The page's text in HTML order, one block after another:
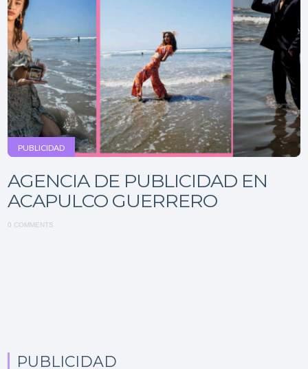
PUBLICIDAD
AGENCIA DE PUBLICIDAD EN
ACAPULCO GUERRERO
0 COMMENTS
PUBLICIDAD